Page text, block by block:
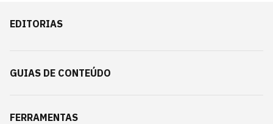
EDITORIAS
GUIAS DE CONTEÚDO
FERRAMENTAS